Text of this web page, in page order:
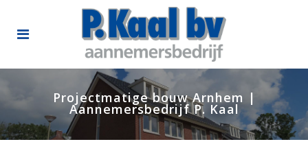
Projectmatige bouw Arnhem |
Aannemersbedrijf P. Kaal